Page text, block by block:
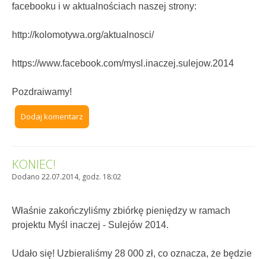
facebooku i w aktualnościach naszej strony:
http://kolomotywa.org/aktualnosci/
https://www.facebook.com/mysl.inaczej.sulejow.2014
Pozdraiwamy!
Dodaj komentarz
KONIEC!
Dodano 22.07.2014, godz. 18:02
Właśnie zakończyliśmy zbiórkę pieniędzy w ramach
projektu Myśl inaczej - Sulejów 2014.
Udało się! Uzbieraliśmy 28 000 zł, co oznacza, że będzie